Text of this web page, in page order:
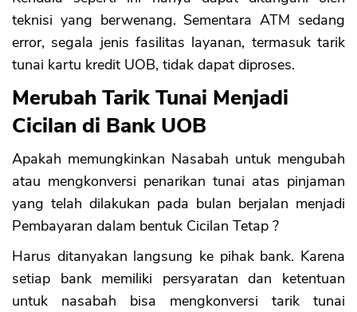
teknisi yang berwenang. Sementara ATM sedang
error, segala jenis fasilitas layanan, termasuk tarik
tunai kartu kredit UOB, tidak dapat diproses.
Merubah Tarik Tunai Menjadi
Cicilan di Bank UOB
Apakah memungkinkan Nasabah untuk mengubah
atau mengkonversi penarikan tunai atas pinjaman
yang telah dilakukan pada bulan berjalan menjadi
Pembayaran dalam bentuk Cicilan Tetap ?
Harus ditanyakan langsung ke pihak bank. Karena
setiap bank memiliki persyaratan dan ketentuan
untuk nasabah bisa mengkonversi tarik tunai